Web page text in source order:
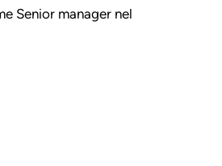
Senior manager nel